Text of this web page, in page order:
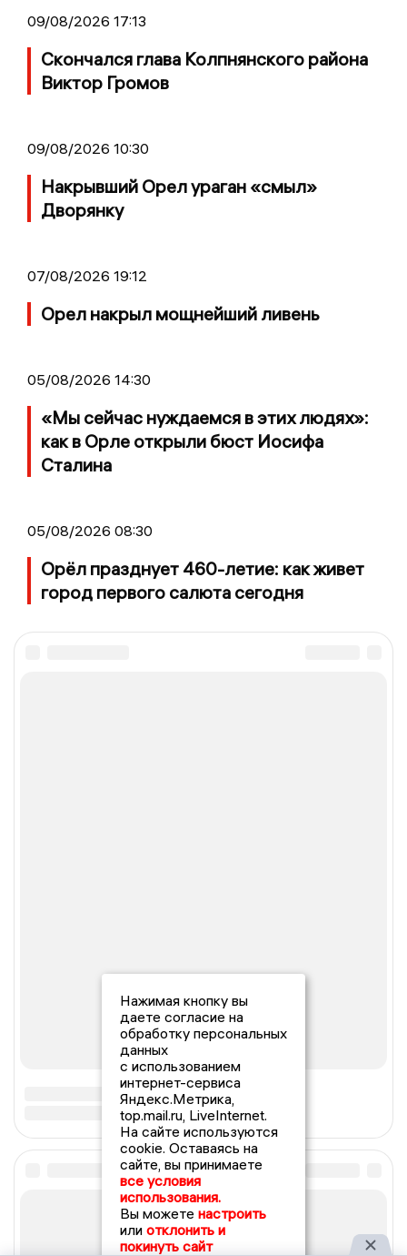
09/08/2026 17:13
Скончался глава Колпнянского района
Виктор Громов
09/08/2026 10:30
Накрывший Орел ураган «смыл»
Дворянку
07/08/2026 19:12
Орел накрыл мощнейший ливень
05/08/2026 14:30
«Мы сейчас нуждаемся в этих людях»:
как в Орле открыли бюст Иосифа
Сталина
05/08/2026 08:30
Орёл празднует 460-летие: как живет
город первого салюта сегодня
Нажимая кнопку вы
даете согласие на
обработку персональных
данных
с использованием
интернет-сервиса
Яндекс.Метрика,
top.mail.ru, LiveInternet.
На сайте используются
cookie. Оставаясь на
сайте, вы принимаете
все условия
использования.
Вы можете настроить
или отклонить и
покинуть сайт